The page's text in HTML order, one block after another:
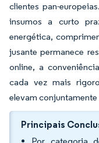
clientes pan-
insumos a curto
energética,
jusante permanece
online, a
cada vez mais
elevam
Principais